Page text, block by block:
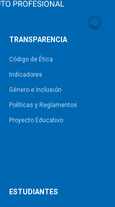
TRANSPARENCIA
Código de Ética
Indicadores
Género e Inclusión
Políticas y Reglamentos​
Proyecto Educativo
ESTUDIANTES